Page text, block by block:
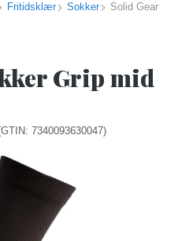
VAREHUS
OSS
Fritidsklær Sokker Solid Gear
Grip mid
7340093630047)